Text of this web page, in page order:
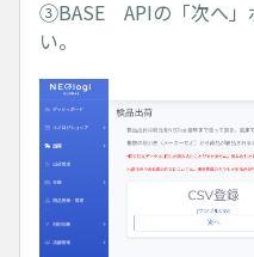
③BASE APIの「次へ」
い。